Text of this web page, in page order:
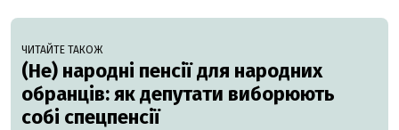
ЧИТАЙТЕ ТАКОЖ
(Не) народні пенсії для народних
обранців: як депутати виборюють
собі спецпенсії